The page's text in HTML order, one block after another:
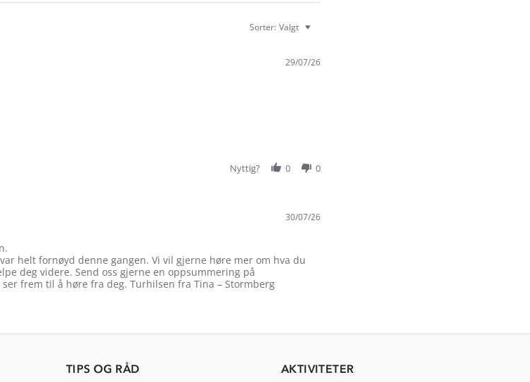
Sorter: Valgt
29/07/26
Nyttig? 0 0
30/07/26
helt fornøyd denne gangen. Vi vil gjerne høre mer om hva du
deg videre. Send oss gjerne en oppsummering på
ser frem til å høre fra deg. Turhilsen fra Tina – Stormberg
TIPS OG RÅD AKTIVITETER